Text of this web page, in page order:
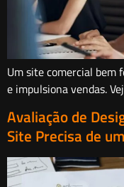
Um site comercial bem
e impulsiona vendas.
Avaliação de
Site Precisa de